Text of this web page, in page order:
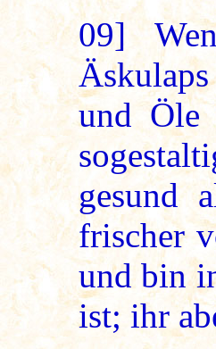
09]
und Öle
gesund
frischer
und bin
ist; ihr